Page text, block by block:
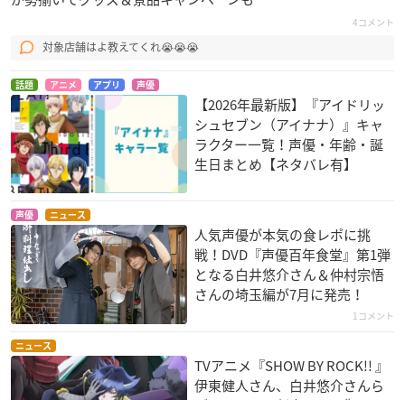
4コメント
対象店舗はよ教えてくれ😭😭😭
話題 アニメ アプリ 声優
【2026年最新版】『アイドリッ
シュセブン（アイナナ）』キャ
ラクター一覧！声優・年齢・誕
生日まとめ【ネタバレ有】
声優 ニュース
人気声優が本気の食レポに挑
戦！DVD『声優百年食堂』第1弾
となる白井悠介さん＆仲村宗悟
さんの埼玉編が7月に発売！
1コメント
ニュース
TVアニメ『SHOW BY ROCK!! 』
伊東健人さん、白井悠介さんら